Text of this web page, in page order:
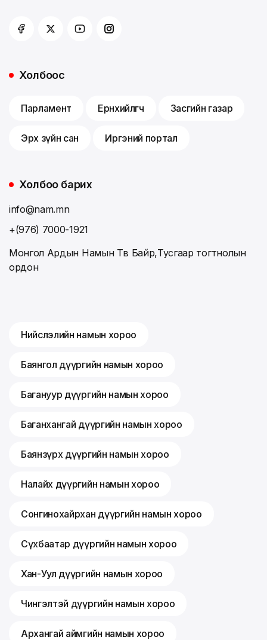
Холбоос
Парламент Ерөнхийлөгч Засгийн газар
Эрх зүйн сан Иргэний портал
Холбоо барих
info@nam.mn
+(976) 7000-1921
Монгол Ардын Намын Төв Байр,Тусгаар тогтнолын
ордон
Нийслэлийн намын хороо
Баянгол дүүргийн намын хороо
Багануур дүүргийн намын хороо
Баганхангай дүүргийн намын хороо
Баянзүрх дүүргийн намын хороо
Налайх дүүргийн намын хороо
Сонгинохайрхан дүүргийн намын хороо
Сүхбаатар дүүргийн намын хороо
Хан-Уул дүүргийн намын хороо
Чингэлтэй дүүргийн намын хороо
Архангай аймгийн намын хороо